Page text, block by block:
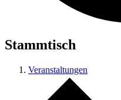
Stammtisch
Veranstaltungen